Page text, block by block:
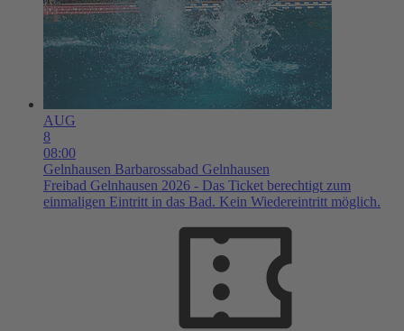
AUG
8
08:00
Gelnhausen Barbarossabad Gelnhausen
Freibad Gelnhausen 2026 - Das Ticket berechtigt zum
einmaligen Eintritt in das Bad. Kein Wiedereintritt möglich.